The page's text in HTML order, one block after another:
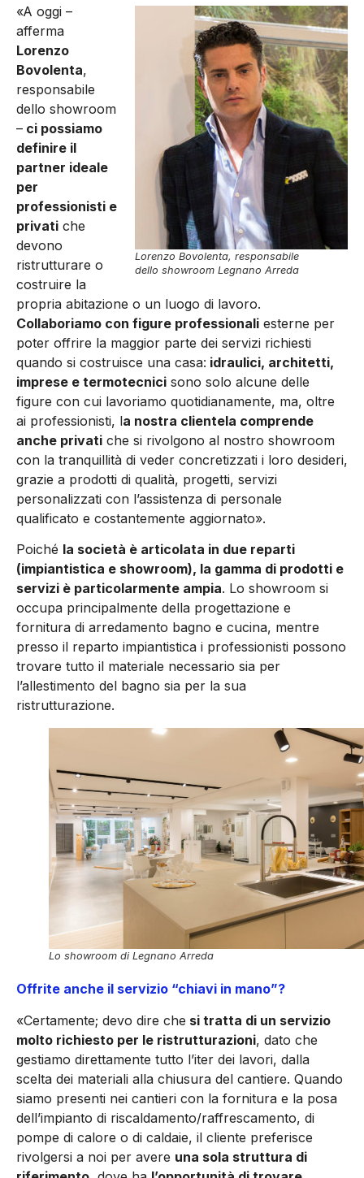
Lorenzo Bovolenta, responsabile
dello showroom Legnano Arreda
«A oggi –
afferma
Lorenzo
Bovolenta,
responsabile
dello showroom
– ci possiamo
definire il
partner ideale
per
professionisti e
privati che
devono
ristrutturare o
costruire la
propria abitazione o un luogo di lavoro.
Collaboriamo con figure professionali esterne per
poter offrire la maggior parte dei servizi richiesti
quando si costruisce una casa: idraulici, architetti,
imprese e termotecnici sono solo alcune delle
figure con cui lavoriamo quotidianamente, ma, oltre
ai professionisti, la nostra clientela comprende
anche privati che si rivolgono al nostro showroom
con la tranquillità di veder concretizzati i loro desideri,
grazie a prodotti di qualità, progetti, servizi
personalizzati con l’assistenza di personale
qualificato e costantemente aggiornato».
Poiché la società è articolata in due reparti
(impiantistica e showroom), la gamma di prodotti e
servizi è particolarmente ampia. Lo showroom si
occupa principalmente della progettazione e
fornitura di arredamento bagno e cucina, mentre
presso il reparto impiantistica i professionisti possono
trovare tutto il materiale necessario sia per
l’allestimento del bagno sia per la sua
ristrutturazione.
Lo showroom di Legnano Arreda
Offrite anche il servizio “chiavi in mano”?
«Certamente; devo dire che si tratta di un servizio
molto richiesto per le ristrutturazioni, dato che
gestiamo direttamente tutto l’iter dei lavori, dalla
scelta dei materiali alla chiusura del cantiere. Quando
siamo presenti nei cantieri con la fornitura e la posa
dell’impianto di riscaldamento/raffrescamento, di
pompe di calore o di caldaie, il cliente preferisce
rivolgersi a noi per avere una sola struttura di